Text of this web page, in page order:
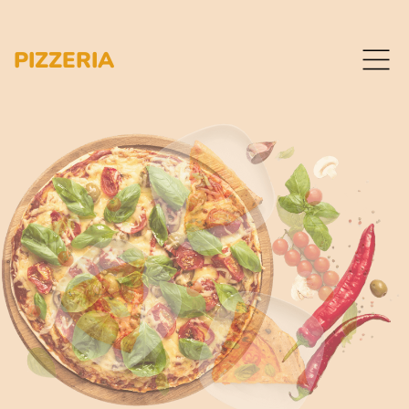
PIZZERIA